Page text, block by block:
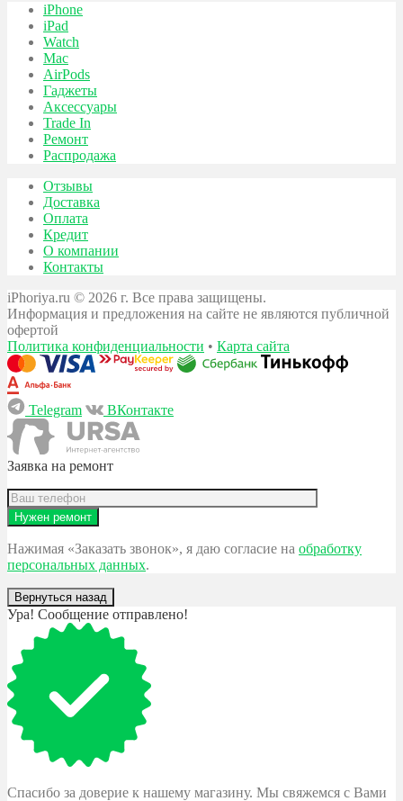
iPhone
iPad
Watch
Mac
AirPods
Гаджеты
Аксессуары
Trade In
Ремонт
Распродажа
Отзывы
Доставка
Оплата
Кредит
О компании
Контакты
iPhoriya.ru © 2026 г. Все права защищены.
Информация и предложения на сайте не являются публичной
офертой
Политика конфиденциальности • Карта сайта
Telegram ВКонтакте
Заявка на ремонт
Нажимая «Заказать звонок», я даю согласие на обработку
персональных данных.
Вернуться назад
Ура! Сообщение отправлено!
Спасибо за доверие к нашему магазину. Мы свяжемся с Вами